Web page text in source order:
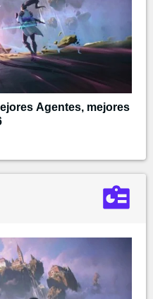
Agentes, mejores